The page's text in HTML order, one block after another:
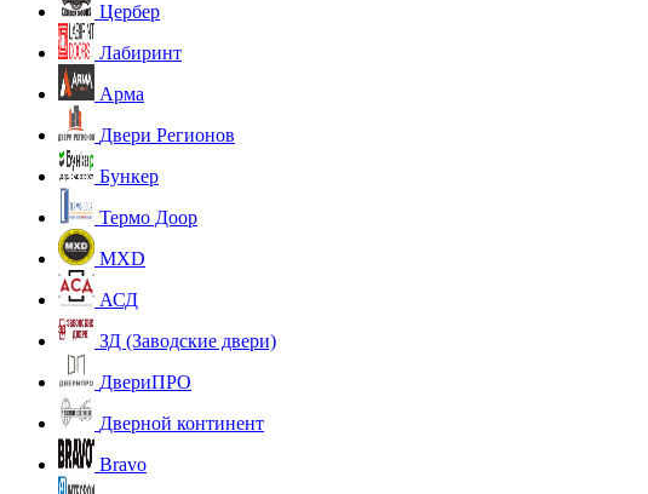
Цербер
Лабиринт
Арма
Двери Регионов
Бункер
Термо Доор
MXD
АСД
ЗД (Заводские двери)
ДвериПРО
Дверной континент
Bravo